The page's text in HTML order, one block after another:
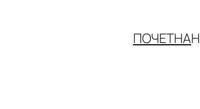
ПОЧЕТНА